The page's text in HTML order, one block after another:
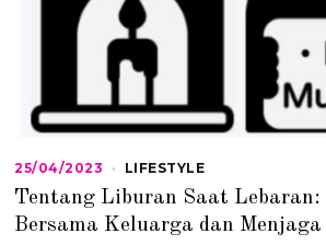
25/04/2023
5
/
0
LIFESTYLE
Tentang Liburan Saat Lebaran:
Bersama Keluarga dan